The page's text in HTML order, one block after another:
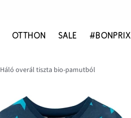
OTTHON SALE #BONPRIX
Háló overál tiszta bio-pamutból